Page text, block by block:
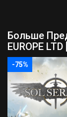
Больше
EUROPE LTD
-75%